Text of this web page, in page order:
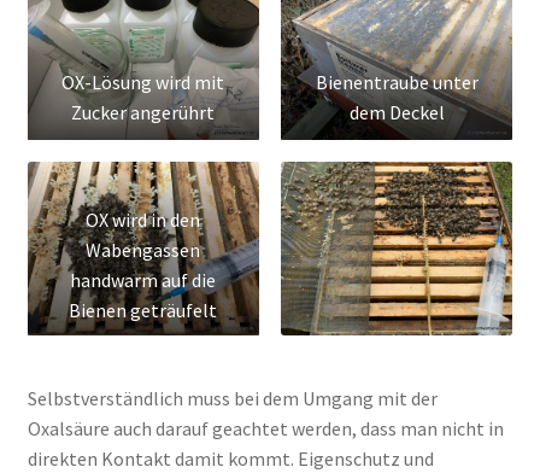
OX-Lösung wird mit
Zucker angerührt
Bienentraube unter
dem Deckel
OX wird in den
Wabengassen
handwarm auf die
Bienen geträufelt
Selbstverständlich muss bei dem Umgang mit der
Oxalsäure auch darauf geachtet werden, dass man nicht in
direkten Kontakt damit kommt. Eigenschutz und